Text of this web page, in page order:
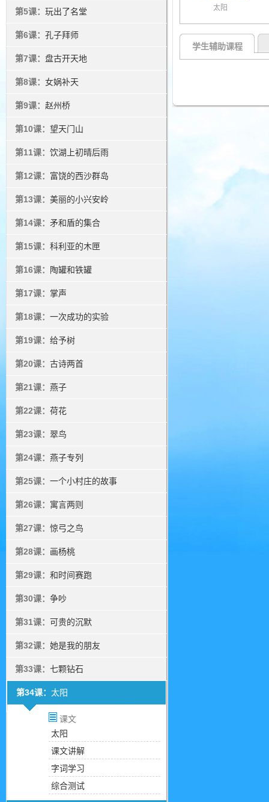
第5课： 玩出了名堂
第6课： 孔子拜师
第7课： 盘古开天地
第8课： 女娲补天
第9课： 赵州桥
第10课： 望天门山
第11课： 饮湖上初晴后雨
第12课： 富饶的西沙群岛
第13课： 美丽的小兴安岭
第14课： 矛和盾的集合
第15课： 科利亚的木匣
第16课： 陶罐和铁罐
第17课： 掌声
第18课： 一次成功的实验
第19课： 给予树
第20课： 古诗两首
第21课： 燕子
第22课： 荷花
第23课： 翠鸟
第24课： 燕子专列
第25课： 一个小村庄的故事
第26课： 寓言两则
第27课： 惊弓之鸟
第28课： 画杨桃
第29课： 和时间赛跑
第30课： 争吵
第31课： 可贵的沉默
第32课： 她是我的朋友
第33课： 七颗钻石
第34课： 太阳
课文
太阳
课文讲解
字词学习
综合测试
太阳
学生辅助课程